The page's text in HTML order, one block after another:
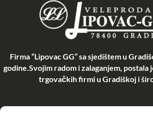
Firma “Lipovac GG” sa sjedištem u
godine.Svojim radom i zalaganjem, postala
trgovačkih firmi u Gradiškoj i